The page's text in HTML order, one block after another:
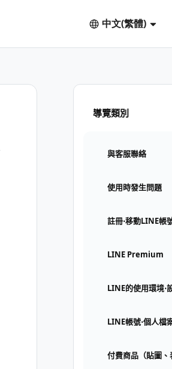
中文(繁體)
導覽類別
與客服聯絡
使用時發生問題
註冊⋅移動LINE帳
LINE Premium
LINE的使用環境⋅
LINE帳號⋅個人檔
付費商品（貼圖、